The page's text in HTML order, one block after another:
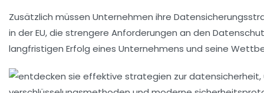
Zusätzlich müssen Unternehmen ihre
in der EU, die strengere Anforderungen an den
langfristigen Erfolg eines Unternehmens und seine